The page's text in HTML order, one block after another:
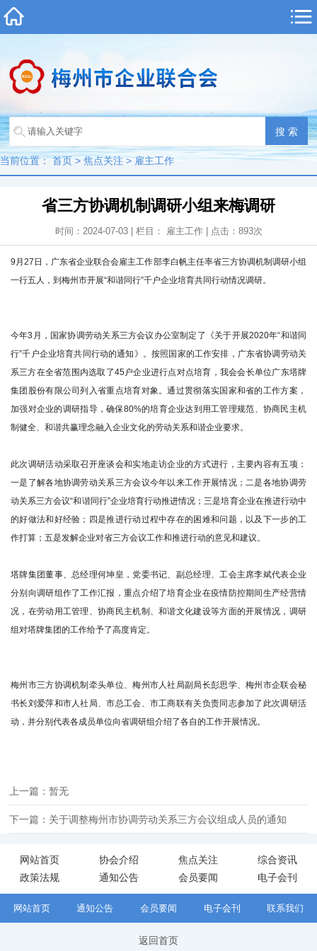
当前位置：首页>焦点关注>雇主工作
省三方协调机制调研小组来梅调研
时间：2024-07-03 | 栏目： 雇主工作| 点击： 893次
9月27日，广东省企业联合会雇主工作部李白帆主任率省三方协调机制调研小组
一行五人，到梅州市开展“和谐同行”千户企业培育共同行动情况调研。
今年3月，国家协调劳动关系三方会议办公室制定了《关于开展2020年“和谐同
行”千户企业培育共同行动的通知》。按照国家的工作安排，广东省协调劳动关
系三方在全省范围内选取了45户企业进行点对点培育，我会会长单位广东塔牌
集团股份有限公司列入省重点培育对象。通过贯彻落实国家和省的工作方案，
加强对企业的调研指导，确保80%的培育企业达到用工管理规范、协商民主机
制健全、和谐共赢理念融入企业文化的劳动关系和谐企业要求。
此次调研活动采取召开座谈会和实地走访企业的方式进行，主要内容有五项：
一是了解各地协调劳动关系三方会议今年以来工作开展情况；二是各地协调劳
动关系三方会议“和谐同行”企业培育行动推进情况；三是培育企业在推进行动中
的好做法和好经验；四是推进行动过程中存在的困难和问题，以及下一步的工
作打算；五是发解企业对省三方会议工作和推进行动的意见和建议。
塔牌集团董事、总经理何坤皇，党委书记、副总经理、工会主席李斌代表企业
分别向调研组作了工作汇报，重点介绍了培育企业在疫情防控期间生产经营情
况，在劳动用工管理、协商民主机制、和谐文化建设等方面的开展情况，调研
组对塔牌集团的工作给予了高度肯定。
梅州市三方协调机制牵头单位、梅州市人社局副局长彭思学、梅州市企联会秘
书长刘爱萍和市人社局、市总工会、市工商联有关负责同志参加了此次调研活
动，并分别代表各成员单位向省调研组介绍了各自的工作开展情况。
上一篇：暂无
下一篇：关于调整梅州市协调劳动关系三方会议组成人员的通知
网站首页 协会介绍 焦点关注
综合资讯
政策法规
通知公告 会员要闻 电子会刊
网站首页 通知公告 会员要闻 电子会刊 联系我们
返回首页